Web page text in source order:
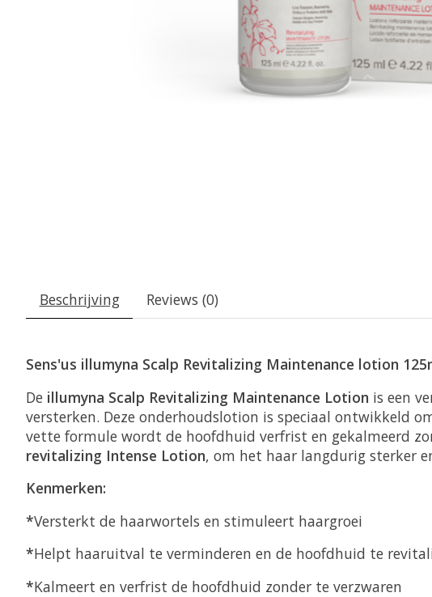
Beschrijving Reviews (0)
Sens'us illumyna Scalp Revitalizing Maintenance lotion
De illumyna Scalp Revitalizing Maintenance Lotion is een
versterken. Deze onderhoudslotion is speciaal ontwikkeld
vette formule wordt de hoofdhuid verfrist en gekalmeerd
revitalizing Intense Lotion, om het haar langdurig sterker
Kenmerken:
*Versterkt de haarwortels en stimuleert haargroei
*Helpt haaruitval te verminderen en de hoofdhuid te
*Kalmeert en verfrist de hoofdhuid zonder te verzwaren